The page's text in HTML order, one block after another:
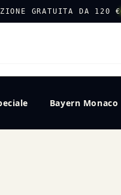
GRATUITA DA 120 €
Bayern Monaco